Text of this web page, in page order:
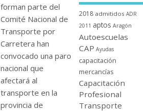
forman parte del
Comité Nacional de
Transporte por
Carretera han
convocado una paro
nacional que
afectará al
transporte en la
provincia de
2018 admitidos ADR
2011 aptos Aragón
Autoescuelas
CAP Ayudas
capacitación
mercancí­as
Capacitación
Profesional
Transporte